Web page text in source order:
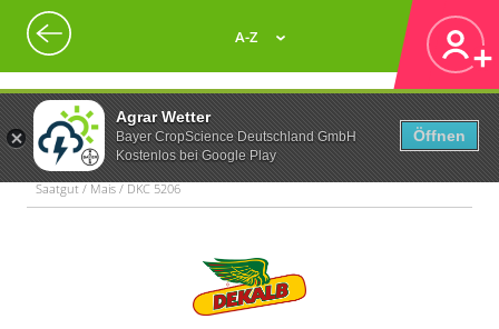
Agrar Wetter
Bayer CropScience Deutschland GmbH
Kostenlos bei Google Play
Öffnen
A-Z
Saatgut / Mais / DKC 5206